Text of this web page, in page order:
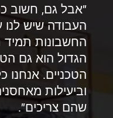
"אבל גם, חשוב
החשבונות תמיד
הגדול הוא גם
הטכניים.
וביעילות
שהם צריכים".